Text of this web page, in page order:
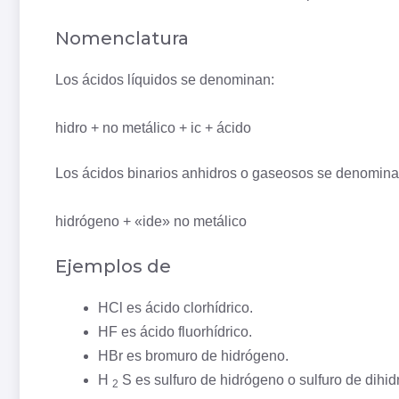
Nomenclatura
Los ácidos líquidos se denominan:
hidro + no metálico + ic + ácido
Los ácidos binarios anhidros o gaseosos se
hidrógeno + «ide» no metálico
Ejemplos de
HCl es ácido clorhídrico.
HF es ácido fluorhídrico.
HBr es bromuro de hidrógeno.
H 2 S es sulfuro de hidrógeno o sulfuro de